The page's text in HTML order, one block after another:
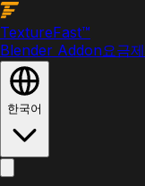
TextureFast™
Blender Addon요금제
한국어